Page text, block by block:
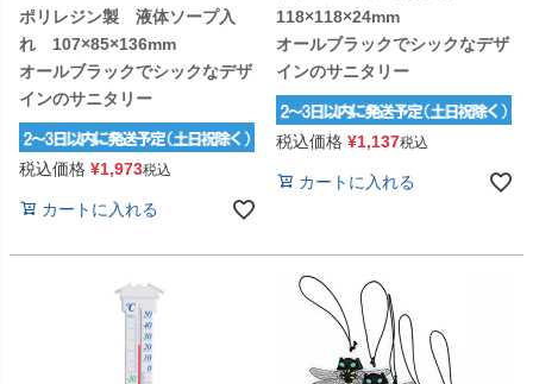
ポリレジン製 液体ソープ入
れ 107×85×136mm
オールブラックでシックなデザ
インのサニタリー
税込価格 ¥1,973税込
カートに入れる
118×118×24mm
オールブラックでシックなデザ
インのサニタリー
税込価格 ¥1,137税込
カートに入れる